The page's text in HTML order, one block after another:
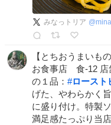
みなっトリア @
【とちおうまいも
お食事店 食-12 店
の１品： #ロースト
げた、やわらかく
に盛り付け。特製
満足感たっぷり当